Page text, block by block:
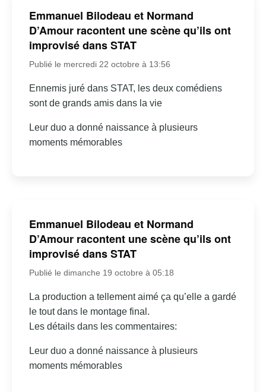
Emmanuel Bilodeau et Normand
D’Amour racontent une scène qu’ils ont
improvisé dans STAT
Publié le mercredi 22 octobre à 13:56
Ennemis juré dans STAT, les deux comédiens
sont de grands amis dans la vie
Leur duo a donné naissance à plusieurs
moments mémorables
Emmanuel Bilodeau et Normand
D’Amour racontent une scène qu’ils ont
improvisé dans STAT
Publié le dimanche 19 octobre à 05:18
La production a tellement aimé ça qu’elle a gardé
le tout dans le montage final.
Les détails dans les commentaires:
Leur duo a donné naissance à plusieurs
moments mémorables